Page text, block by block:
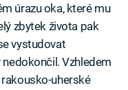
úrazu oka, které mu
zbytek života pak
vystudovat
Vzhledem
uherské